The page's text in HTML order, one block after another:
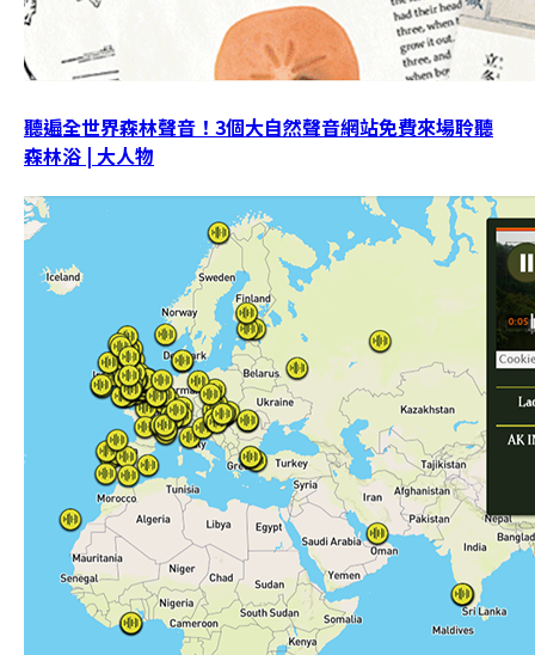
聽遍全世界森林聲音！3個大自然聲音網站免費來場聆聽
森林浴 | 大人物